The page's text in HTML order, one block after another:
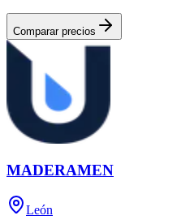
Comparar precios
MADERAMEN
León